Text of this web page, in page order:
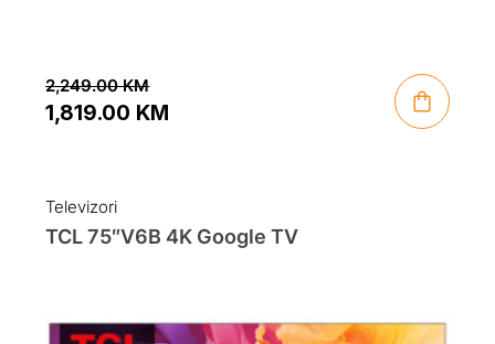
2,249.00KM
was:
2,249.00 KM.
1,819.00 KM
is:
1,819.00 KM.
Televizori
TCL 75″V6B 4K Google TV